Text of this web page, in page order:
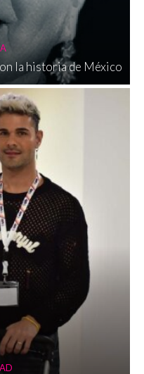
la historia de México